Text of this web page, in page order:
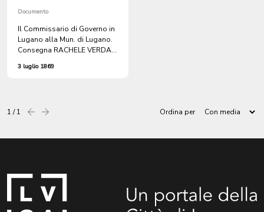
Documento
Il Commissario di Governo in
Lugano alla Mun. di Lugano.
Consegna RACHELE VERDA
CASETTA attigua alla Chiesa
3 luglio 1869
1 / 1 Precedentesuccessiva Ordina per